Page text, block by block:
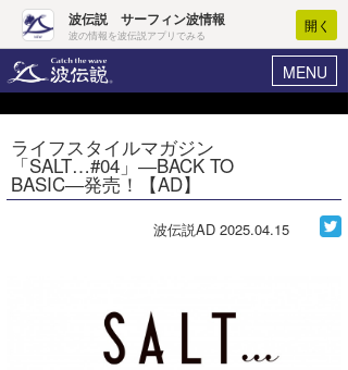
波伝説 サーフィン波情報
波の情報を波伝説アプリでみる
開く
MENU
ヘルプ マイホーム
ログイン
ライフスタイルマガジン
「SALT…#04」―BACK TO
BASIC―発売！【AD】
波伝説AD 2025.04.15
Core Surf Japan
コンテスト
ファッション/グッズ